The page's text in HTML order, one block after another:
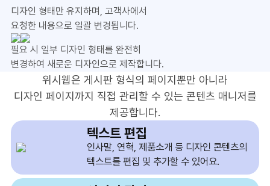
디자인 형태만 유지하며, 고객사에서
요청한 내용으로 일괄 변경됩니다.
필요 시 일부 디자인 형태를 완전히
변경하여 새로운 디자인으로 제작합니다.
위시웹은 게시판 형식의 페이지뿐만 아니라
디자인 페이지까지 직접 관리할 수 있는 콘텐츠 매니저를
제공합니다.
텍스트 편집
인사말, 연혁, 제품소개 등디자인 콘텐츠의
텍스트를 편집 및 추가할 수 있어요.